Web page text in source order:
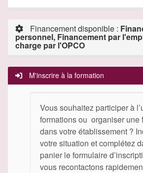
Financement disponible :
personnel, Financement par
charge par l'OPCO
M'inscrire à la formation
Vous souhaitez participer à
formations ou organiser une
dans votre établissement ?
votre situation et complétez
panier le formulaire
vous recontactons